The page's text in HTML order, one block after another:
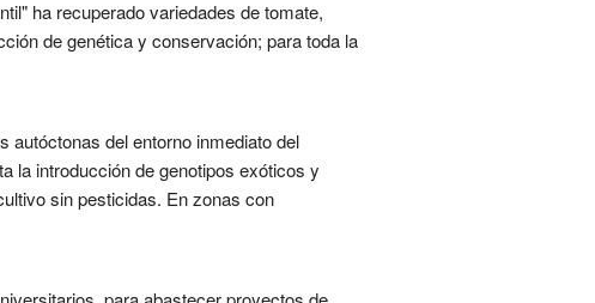
ha recuperado variedades de tomate,
de genética y conservación; para toda la
autóctonas del entorno inmediato del
la introducción de genotipos exóticos y
sin pesticidas. En zonas con